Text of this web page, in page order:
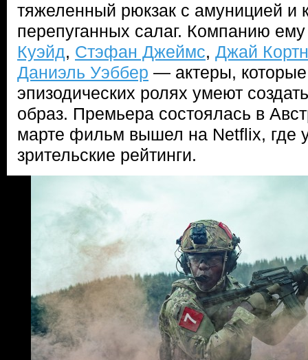
тяжеленный рюкзак с амуницией и
перепуганных салаг. Компанию
Куэйд, Стэфан Джеймс, Джай
Даниэль Уэббер — актеры,
эпизодических ролях умеют
образ. Премьера состоялась в
марте фильм вышел на Netflix, где
зрительские рейтинги.